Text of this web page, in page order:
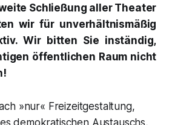
Schließung aller Theater
wir für unverhältnismäßig
Wir bitten Sie inständig,
öffentlichen Raum nicht
»nur« Freizeitgestaltung,
demokratischen Austauschs,